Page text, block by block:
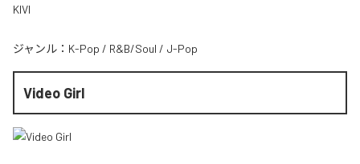
KIVI
ジャンル： K-Pop / R&B/Soul / J-Pop
Video Girl